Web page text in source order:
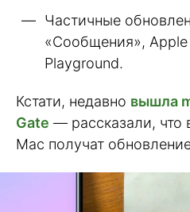
Частичные
«Сообщения», Apple
Playground.
Кстати, недавно вышла
Gate — рассказали, что
Mac получат